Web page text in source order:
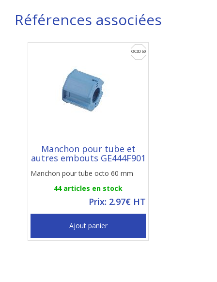
Références associées
Manchon pour tube et
autres embouts GE444F901
Manchon pour tube octo 60 mm
44 articles en stock
Prix: 2.97€ HT
Ajout panier